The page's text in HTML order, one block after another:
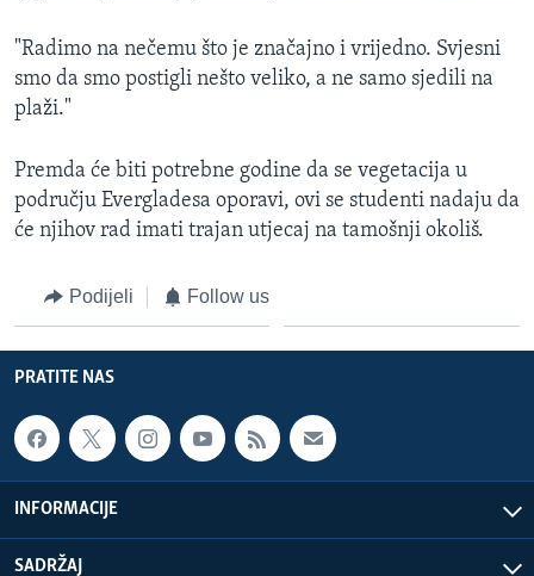
"Radimo na nečemu što je značajno i vrijedno. Svjesni
smo da smo postigli nešto veliko, a ne samo sjedili na
plaži."
Premda će biti potrebne godine da se vegetacija u
području Evergladesa oporavi, ovi se studenti nadaju da
će njihov rad imati trajan utjecaj na tamošnji okoliš.
Podijeli Follow us
PRATITE NAS
INFORMACIJE
SADRŽAJ